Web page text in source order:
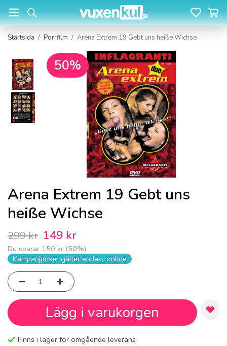
Startsida / Porrfilm / Arena Extrem 19 Gebt uns heiße Wichse
50%
Arena Extrem 19 Gebt uns
heiße Wichse
299 kr 149 kr
Du sparar 150 kr (50%)
Kampanjpriser gäller endast online
Lägg i varukorgen
Finns i lager för omgående leverans